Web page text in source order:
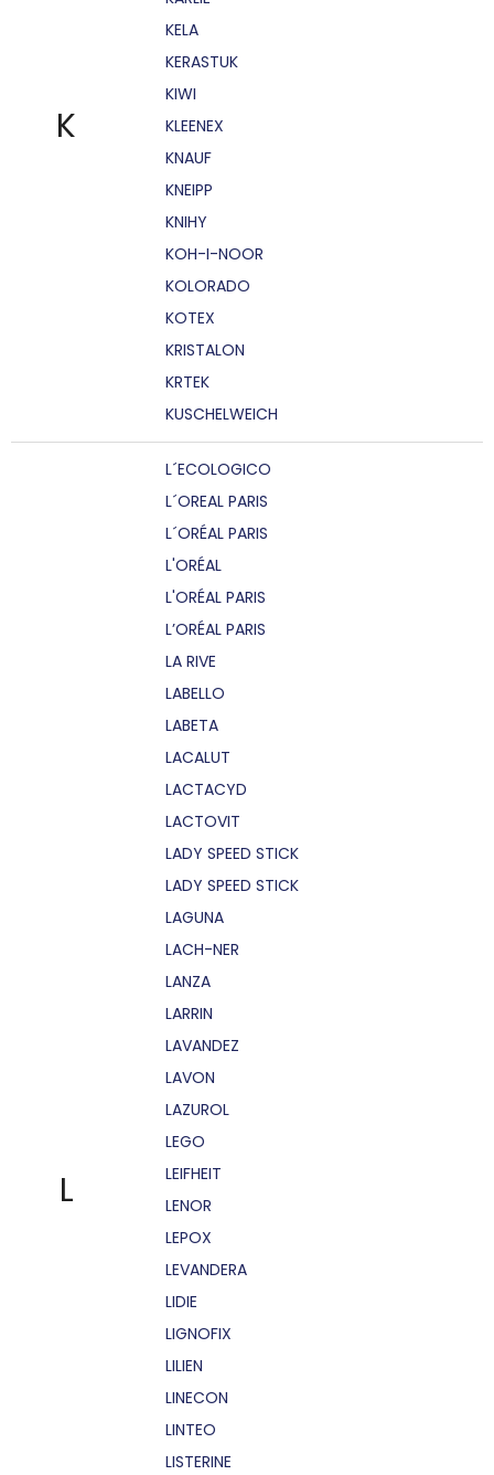
K
KELA
KERASTUK
KIWI
KLEENEX
KNAUF
KNEIPP
KNIHY
KOH-I-NOOR
KOLORADO
KOTEX
KRISTALON
KRTEK
KUSCHELWEICH
L
L´ECOLOGICO
L´OREAL PARIS
L´ORÉAL PARIS
L'ORÉAL
L'ORÉAL PARIS
L’ORÉAL PARIS
LA RIVE
LABELLO
LABETA
LACALUT
LACTACYD
LACTOVIT
LADY SPEED STICK
LADY SPEED STICK
LAGUNA
LACH-NER
LANZA
LARRIN
LAVANDEZ
LAVON
LAZUROL
LEGO
LEIFHEIT
LENOR
LEPOX
LEVANDERA
LIDIE
LIGNOFIX
LILIEN
LINECON
LINTEO
LISTERINE